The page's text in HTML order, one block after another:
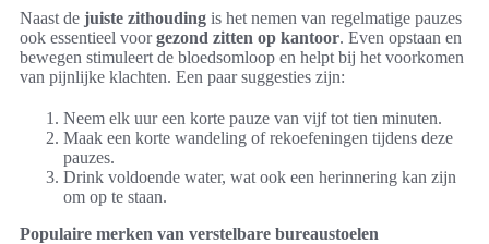
Naast de juiste zithouding is het nemen van regelmatige pauzes
ook essentieel voorgezond zitten op kantoor. Even opstaan en
bewegen stimuleert de bloedsomloop en helpt bij het voorkomen
van pijnlijke klachten. Een paar suggesties zijn:
Neem elk uur een korte pauze van vijf tot tien minuten.
Maak een korte wandeling of rekoefeningen tijdens deze
pauzes.
Drink voldoende water, wat ook een herinnering kan zijn
om op te staan.
Populaire merken van verstelbare bureaustoelen